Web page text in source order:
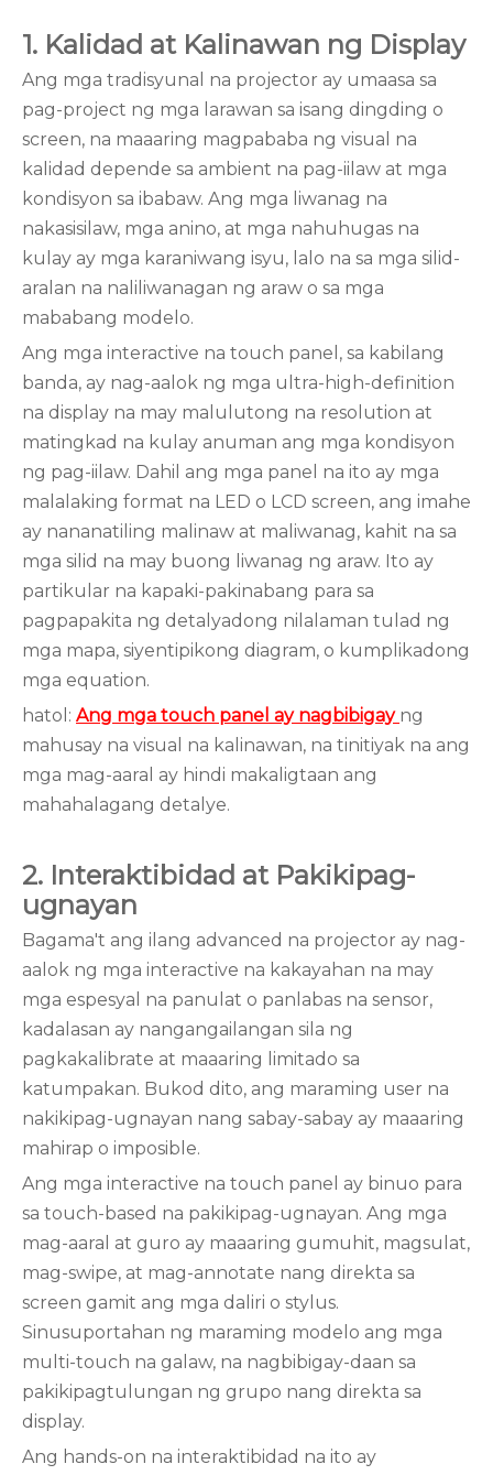
1. Kalidad at Kalinawan ng Display
Ang mga tradisyunal na projector ay umaasa sa
pag-project ng mga larawan sa isang dingding o
screen, na maaaring magpababa ng visual na
kalidad depende sa ambient na pag-iilaw at mga
kondisyon sa ibabaw. Ang mga liwanag na
nakasisilaw, mga anino, at mga nahuhugas na
kulay ay mga karaniwang isyu, lalo na sa mga silid-
aralan na naliliwanagan ng araw o sa mga
mababang modelo.
Ang mga interactive na touch panel, sa kabilang
banda, ay nag-aalok ng mga ultra-high-definition
na display na may malulutong na resolution at
matingkad na kulay anuman ang mga kondisyon
ng pag-iilaw. Dahil ang mga panel na ito ay mga
malalaking format na LED o LCD screen, ang imahe
ay nananatiling malinaw at maliwanag, kahit na sa
mga silid na may buong liwanag ng araw. Ito ay
partikular na kapaki-pakinabang para sa
pagpapakita ng detalyadong nilalaman tulad ng
mga mapa, siyentipikong diagram, o kumplikadong
mga equation.
hatol: Ang mga touch panel ay nagbibigay ng
mahusay na visual na kalinawan, na tinitiyak na ang
mga mag-aaral ay hindi makaligtaan ang
mahahalagang detalye.
2. Interaktibidad at Pakikipag-
ugnayan
Bagama't ang ilang advanced na projector ay nag-
aalok ng mga interactive na kakayahan na may
mga espesyal na panulat o panlabas na sensor,
kadalasan ay nangangailangan sila ng
pagkakalibrate at maaaring limitado sa
katumpakan. Bukod dito, ang maraming user na
nakikipag-ugnayan nang sabay-sabay ay maaaring
mahirap o imposible.
Ang mga interactive na touch panel ay binuo para
sa touch-based na pakikipag-ugnayan. Ang mga
mag-aaral at guro ay maaaring gumuhit, magsulat,
mag-swipe, at mag-annotate nang direkta sa
screen gamit ang mga daliri o stylus.
Sinusuportahan ng maraming modelo ang mga
multi-touch na galaw, na nagbibigay-daan sa
pakikipagtulungan ng grupo nang direkta sa
display.
Ang hands-on na interaktibidad na ito ay